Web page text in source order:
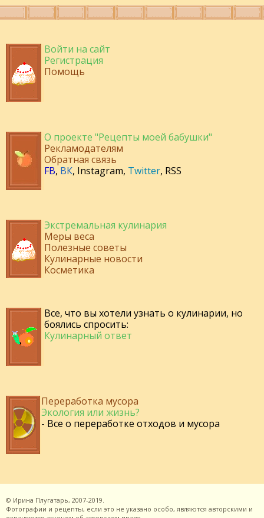
Войти на сайт
Регистрация
Помощь
О проекте "Рецепты моей бабушки"
Рекламодателям
Обратная связь
FB, ВК, Instagram, Twitter, RSS
Экстремальная кулинария
Меры веса
Полезные советы
Кулинарные новости
Косметика
Все, что вы хотели узнать о кулинарии, но
боялись спросить:
Кулинарный ответ
Переработка мусора
Экология или жизнь?
- Все о переработке отходов и мусора
© Ирина Плугатарь, 2007-2019.
Фотографии и рецепты, если это не указано особо, являются авторскими и